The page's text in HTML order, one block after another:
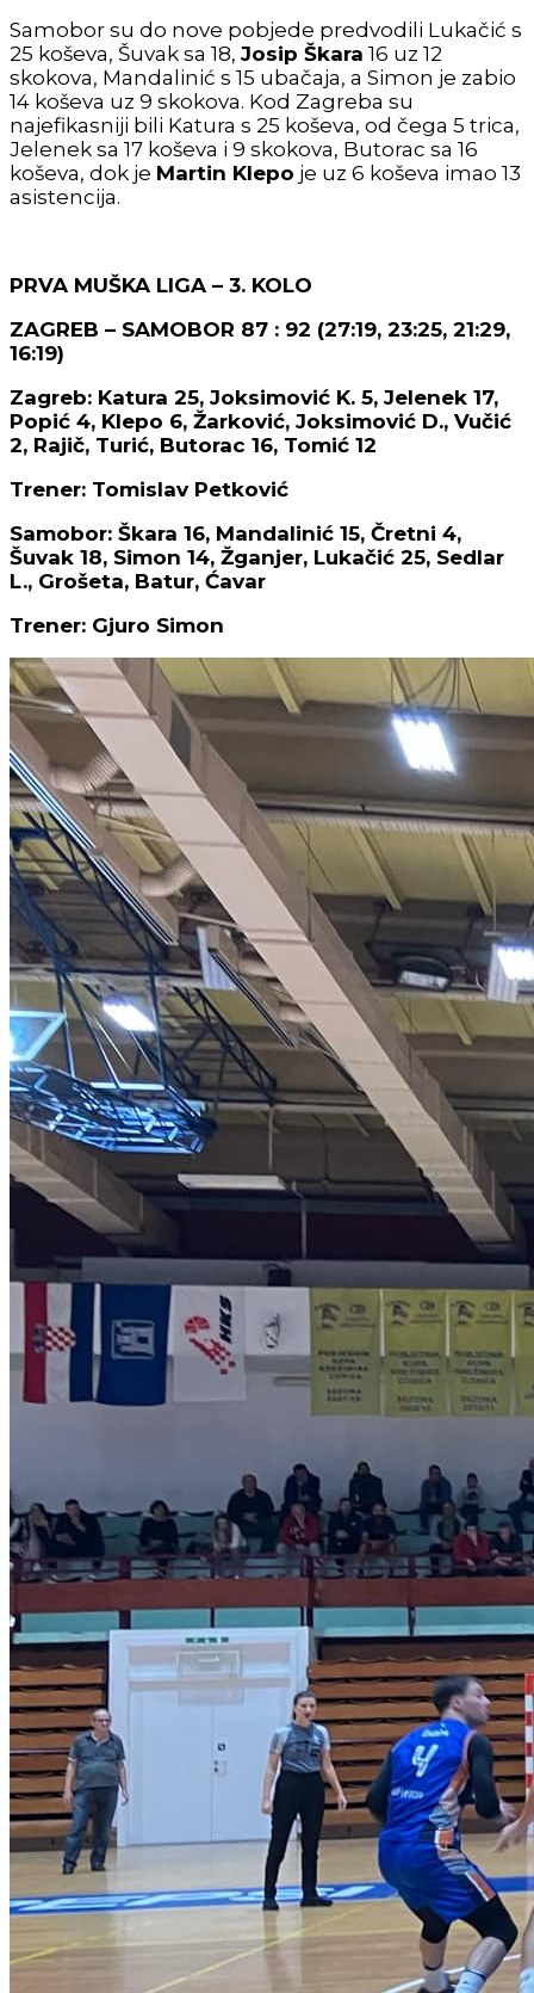
Samobor su do nove pobjede predvodili Lukačić s
25 koševa, Šuvak sa 18, Josip Škara 16 uz 12
skokova, Mandalinić s 15 ubačaja, a Simon je zabio
14 koševa uz 9 skokova. Kod Zagreba su
najefikasniji bili Katura s 25 koševa, od čega 5 trica,
Jelenek sa 17 koševa i 9 skokova, Butorac sa 16
koševa, dok je Martin Klepo je uz 6 koševa imao 13
asistencija.
PRVA MUŠKA LIGA – 3. KOLO
ZAGREB – SAMOBOR 87 : 92 (27:19, 23:25, 21:29,
16:19)
Zagreb: Katura 25, Joksimović K. 5, Jelenek 17,
Popić 4, Klepo 6, Žarković, Joksimović D., Vučić
2, Rajič, Turić, Butorac 16, Tomić 12
Trener: Tomislav Petković
Samobor: Škara 16, Mandalinić 15, Čretni 4,
Šuvak 18, Simon 14, Žganjer, Lukačić 25, Sedlar
L., Grošeta, Batur, Ćavar
Trener: Gjuro Simon